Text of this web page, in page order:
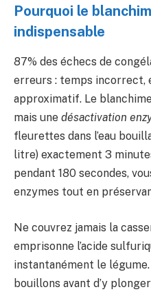
Pourquoi le
indispensable
87% des échecs de
erreurs : temps incorrect,
approximatif. Le
mais une désactivation
fleurettes dans l’eau
litre) exactement 3
pendant 180 secondes,
enzymes tout en
Ne couvrez jamais la
emprisonne l’acide
instantanément le
bouillons avant d’y